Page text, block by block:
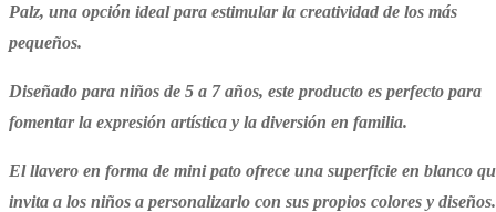
Palz, una opción ideal para estimular la creatividad de los más
pequeños.
Diseñado para niños de 5 a 7 años, este producto es perfecto para
fomentar la expresión artística y la diversión en familia.
El llavero en forma de mini pato ofrece una superficie en blanco
invita a los niños a personalizarlo con sus propios colores y diseños.